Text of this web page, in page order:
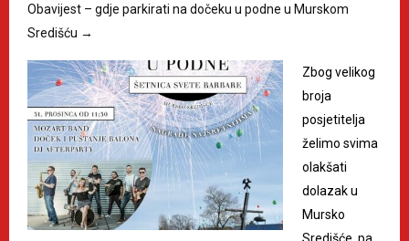
Obavijest – gdje parkirati na dočeku u podne u Murskom
Središću →
Zbog velikog
broja
posjetitelja
želimo svima
olakšati
dolazak u
Mursko
Središće, pa